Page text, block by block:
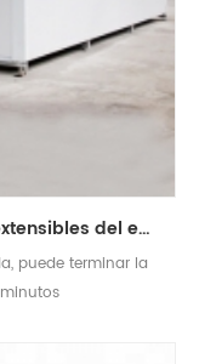
casas prefabricadas modulares extensibles del envase vivo
puede terminar la